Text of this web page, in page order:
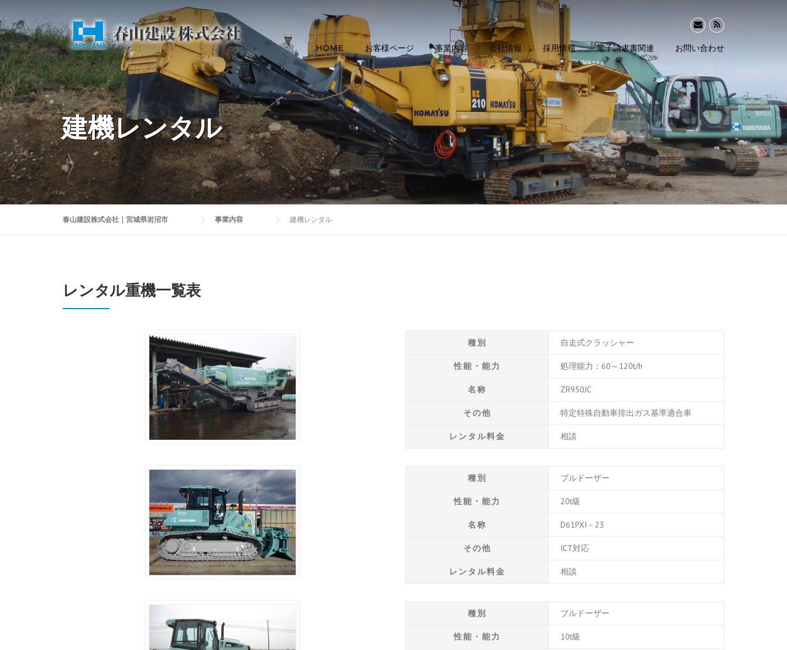
to
content
HOME
お客様ページ 事業内容 会社情報 採用情報 電子請求書関連 お問い合わせ
建機レンタル
春山建設株式会社｜宮城県岩沼市 事業内容 建機レンタル
レンタル重機一覧表
種別 自走式クラッシャー
性能・能力 処理能力：60～120t/h
名称 ZR950JC
その他 特定特殊自動車排出ガス基準適合車
レンタル料金 相談
種別 ブルドーザー
性能・能力 20t級
名称 D61PXI － 23
その他 ICT対応
レンタル料金 相談
種別 ブルドーザー
性能・能力 10t級